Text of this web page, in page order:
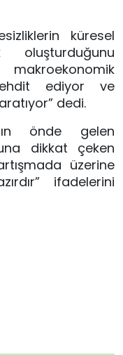
küresel
oluşturduğunu
ediyor ve
dedi.
önde gelen
dikkat çeken
üzerine
ifadelerini